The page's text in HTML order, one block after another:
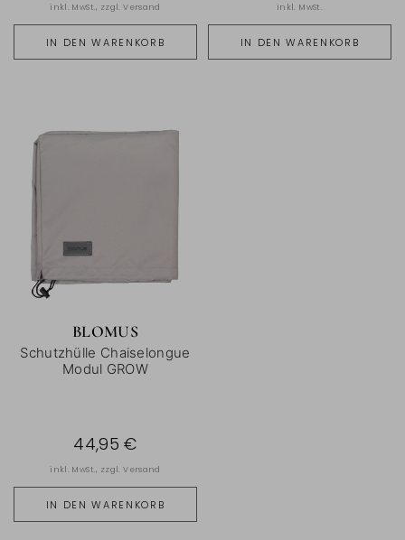
IN DEN WARENKORB
inkl. MwSt., zzgl.Versand
IN DEN WARENKORB
inkl. MwSt.
BLOMUS
Schutzhülle Chaiselongue
Modul GROW
IN DEN WARENKORB
44,95 €
inkl. MwSt., zzgl.Versand